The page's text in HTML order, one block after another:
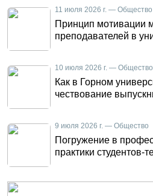
11 июля 2026 г. — Общество
Принцип мотивации
преподавателей в
10 июля 2026 г. — Общество
Как в Горном
чествование
9 июля 2026 г. — Общество
Погружение в
практики студентов-